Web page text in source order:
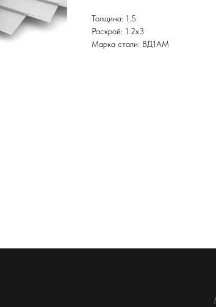
Толщина: 1.5
Раскрой: 1.2х3
Марка стали: ВД1АМ